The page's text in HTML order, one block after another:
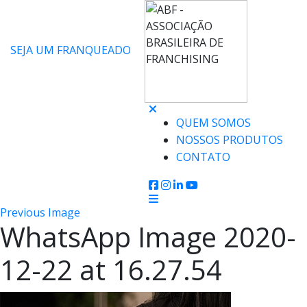
SEJA UM FRANQUEADO
QUEM SOMOS
NOSSOS PRODUTOS
CONTATO
Previous Image
WhatsApp Image 2020-
12-22 at 16.27.54